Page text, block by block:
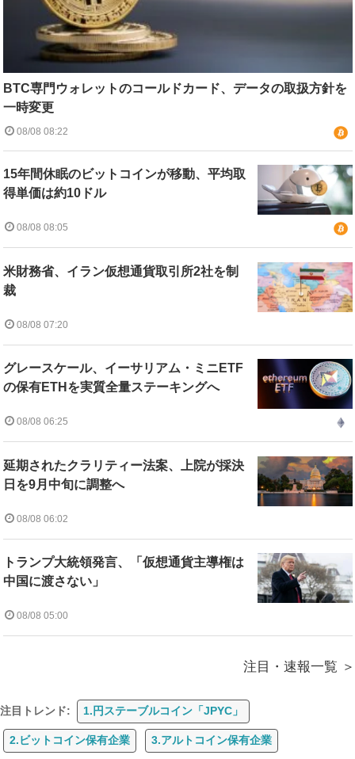
BTC専門ウォレットのコールドカード、データの取扱方針を
一時変更
08/08 08:22
15年間休眠のビットコインが移動、平均取
得単価は約10ドル
08/08 08:05
米財務省、イラン仮想通貨取引所2社を制
裁
08/08 07:20
グレースケール、イーサリアム・ミニETF
の保有ETHを実質全量ステーキングへ
08/08 06:25
延期されたクラリティー法案、上院が採決
日を9月中旬に調整へ
08/08 06:02
トランプ大統領発言、「仮想通貨主導権は
中国に渡さない」
08/08 05:00
注目・速報一覧
注目トレンド: 1.円ステーブルコイン「JPYC」
2.ビットコイン保有企業 3.アルトコイン保有企業